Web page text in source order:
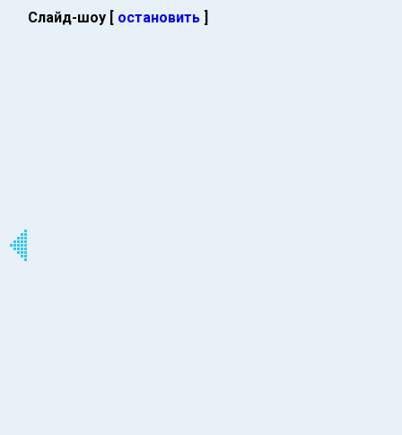
Слайд-шоу [ остановить ]